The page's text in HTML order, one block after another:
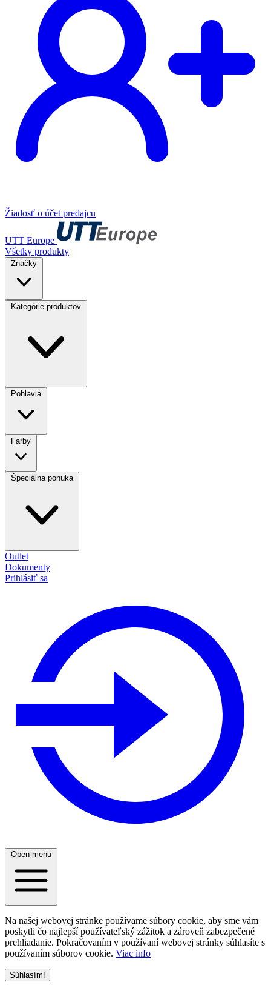
Žiadosť o účet predajcu
UTT Europe
Všetky produkty
Značky
Kategórie produktov
Pohlavia
Farby
Špeciálna ponuka
Outlet
Dokumenty
Prihlásiť sa
Open menu
Na našej webovej stránke používame súbory cookie, aby sme vám
poskytli čo najlepší používateľský zážitok a zároveň zabezpečené
prehliadanie. Pokračovaním v používaní webovej stránky súhlasíte s
používaním súborov cookie. Viac info
Súhlasím!